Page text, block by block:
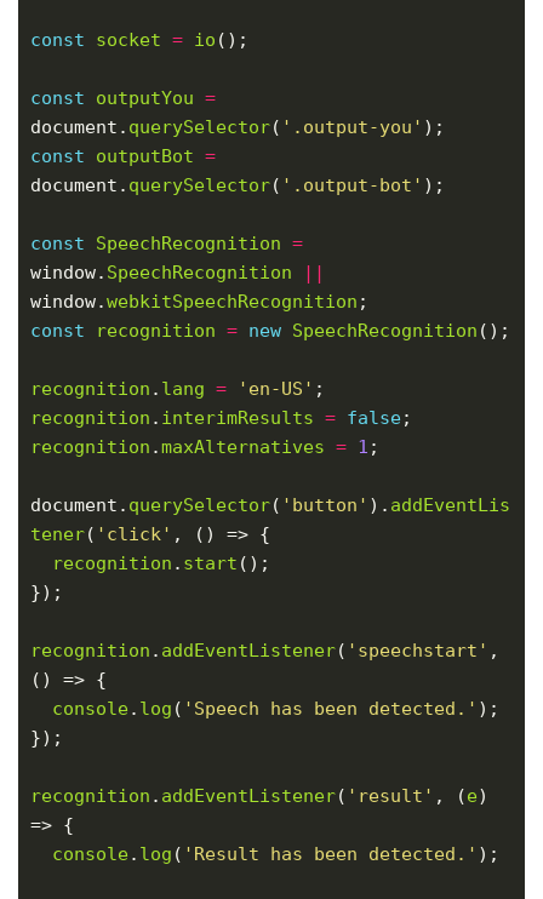
const socket = io
const outputYou =
document. querySelector( '.output-you'
const
outputBot =
document. querySelector( '.output-bot'
const SpeechRecognition =
window. SpeechRecognition
||
window.webkitSpeechRecognition
const
recognition = new SpeechRecognition
recognition . lang = 'en-US'
recognition . interimResults = false
recognition .maxAlternatives = 1
document. querySelector( 'button' ). addEventLis
tener( 'click'
recognition . start
recognition . addEventListener( 'speechstart' ,
console. log ( 'Speech has been detected.'
recognition . addEventListener( 'result' , (e)
console. log ( 'Result has been detected.'